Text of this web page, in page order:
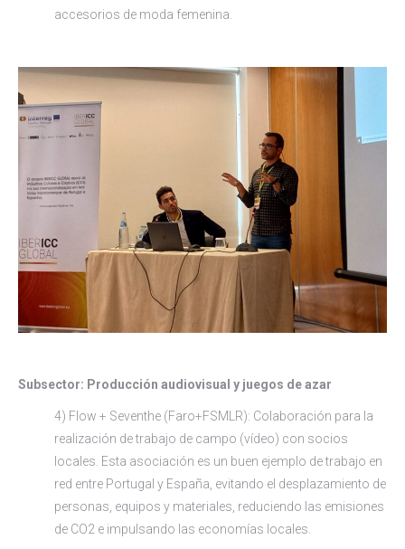
accesorios de moda femenina.
Subsector: Producción audiovisual y juegos de azar
4) Flow + Seventhe (Faro+FSMLR): Colaboración para la
realización de trabajo de campo (vídeo) con socios
locales. Esta asociación es un buen ejemplo de trabajo en
red entre Portugal y España, evitando el desplazamiento de
personas, equipos y materiales, reduciendo las emisiones
de CO2 e impulsando las economías locales.